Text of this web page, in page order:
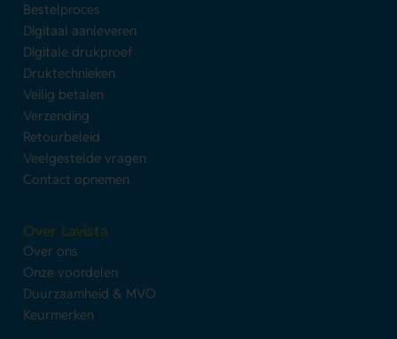
Bestelproces
Digitaal aanleveren
Digitale drukproef
Druktechnieken
Veilig betalen
Verzending
Retourbeleid
Veelgestelde vragen
Contact opnemen
Over Lavista
Over ons
Onze voordelen
Duurzaamheid & MVO
Keurmerken